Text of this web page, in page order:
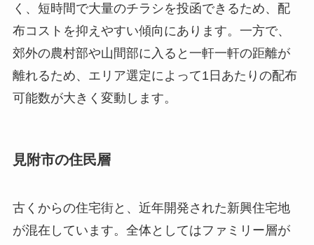
く、短時間で大量のチラシを投函できるため、配
布コストを抑えやすい傾向にあります。一方で、
郊外の農村部や山間部に入ると一軒一軒の距離が
離れるため、エリア選定によって1日あたりの配布
可能数が大きく変動します。
見附市の住民層
古くからの住宅街と、近年開発された新興住宅地
が混在しています。全体としてはファミリー層が